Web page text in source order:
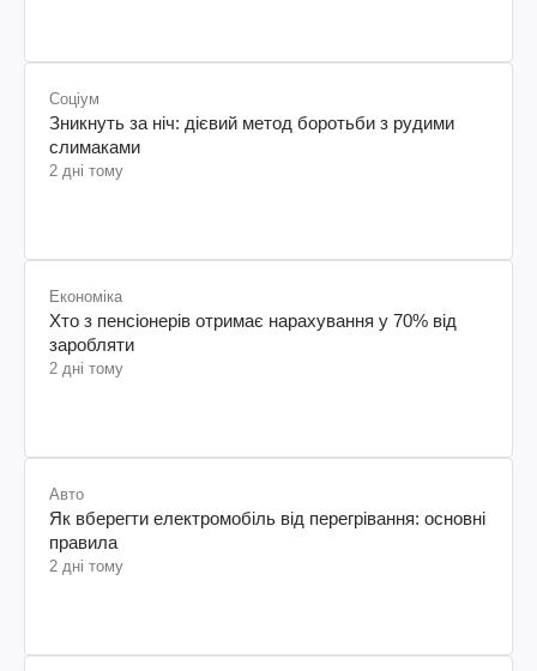
Соціум
Зникнуть за ніч: дієвий метод боротьби з рудими
слимаками
2 дні тому
Економіка
Хто з пенсіонерів отримає нарахування у 70% від
заробляти
2 дні тому
Авто
Як вберегти електромобіль від перегрівання: основні
правила
2 дні тому